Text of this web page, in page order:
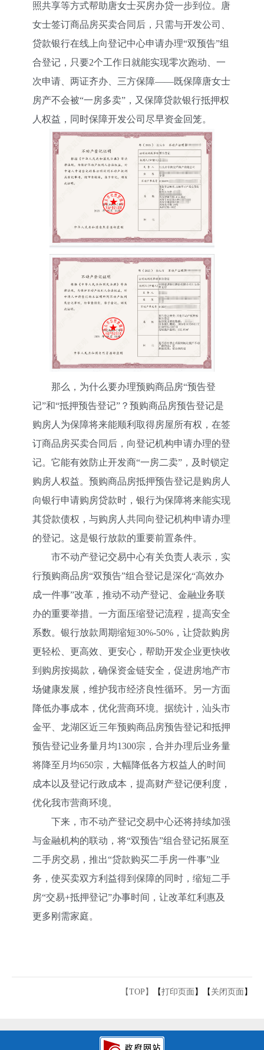
照共享等方式帮助唐女士买房办贷一步到位。唐
女士签订商品房买卖合同后，只需与开发公司、
贷款银行在线上向登记中心申请办理“双预告”组
合登记，只要2个工作日就能实现零次跑动、一
次申请、两证齐办、三方保障——既保障唐女士
房产不会被“一房多卖”，又保障贷款银行抵押权
人权益，同时保障开发公司尽早资金回笼。
那么，为什么要办理预购商品房“预告登
记”和“抵押预告登记”？预购商品房预告登记是
购房人为保障将来能顺利取得房屋所有权，在签
订商品房买卖合同后，向登记机构申请办理的登
记。它能有效防止开发商“一房二卖”，及时锁定
购房人权益。预购商品房抵押预告登记是购房人
向银行申请购房贷款时，银行为保障将来能实现
其贷款债权 ，与购房人共同向登记机构申请办理
的登记。这是银行放款的重要前置条件。
市不动产登记交易中心有关负责人表示，实
行预购商品房“双预告”组合登记是深化“高效办
成一件事”改革，推动不动产登记、金融业务联
办的重要举措。一方面压缩登记流程，提高安全
系数。银行放款周期缩短30%-50%，让贷款购房
更轻松、更高效、更安心，帮助开发企业更快收
到购房按揭款，确保资金链安全，促进房地产市
场健康发展，维护我市经济良性循环。另一方面
降低办事成本，优化营商环境。据统计，汕头市
金平、龙湖区近三年预购商品房预告登记和抵押
预告登记业务量月均1300宗，合并办理后业务量
将降至月均650宗，大幅降低各方权益人的时间
成本以及登记行政成本，提高财产登记便利度，
优化我市营商环境。
下来，市不动产登记交易中心还将持续加强
与金融机构的联动，将“双预告”组合登记拓展至
二手房交易，推出“贷款购买二手房一件事”业
务，使买卖双方利益得到保障的同时，缩短二手
房“交易+抵押登记”办事时间，让改革红利惠及
更多刚需家庭。
【TOP】 【打印页面】【 关闭页面】